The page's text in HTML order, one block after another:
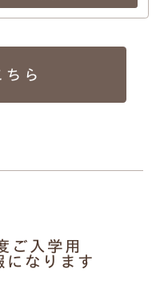
ちら
ご入学用
になります